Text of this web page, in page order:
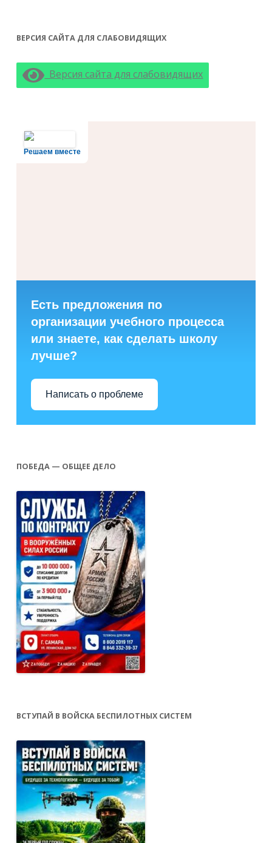
ВЕРСИЯ САЙТА ДЛЯ СЛАБОВИДЯЩИХ
Версия сайта для слабовидящих
Решаем вместе
Есть предложения по
организации учебного процесса
или знаете, как сделать школу
лучше?
Написать о проблеме
ПОБЕДА — ОБЩЕЕ ДЕЛО
ВСТУПАЙ В ВОЙСКА БЕСПИЛОТНЫХ СИСТЕМ